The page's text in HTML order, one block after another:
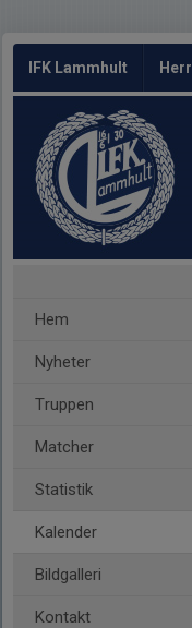
IFK Lammhult Herr
Hem
Nyheter
Truppen
Matcher
Statistik
Kalender
Bildgalleri
Kontakt